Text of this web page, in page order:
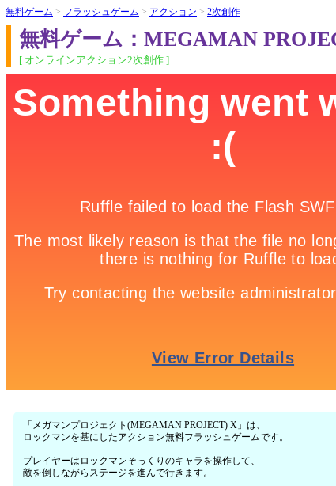
無料ゲーム > フラッシュゲーム > アクション > 2次創作
無料ゲーム：MEGAMAN
[ オンラインアクション2次創作 ]
「メガマンプロジェクト(MEGAMAN PROJECT) X」は、
ロックマンを基にしたアクション無料フラッシュゲームです。
プレイヤーはロックマンそっくりのキャラを操作して、
敵を倒しながらステージを進んで行きます。